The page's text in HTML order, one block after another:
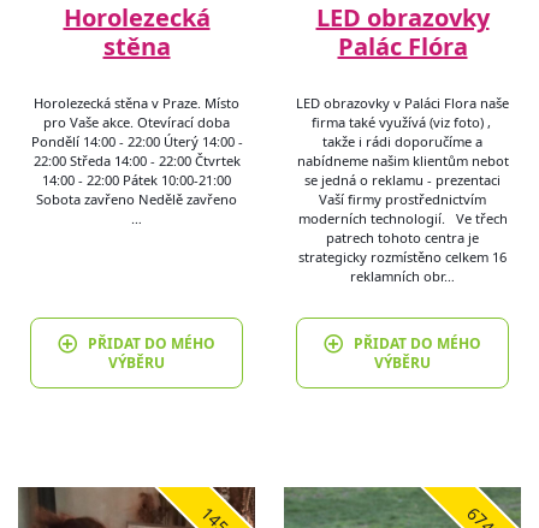
Horolezecká
stěna
Horolezecká stěna v Praze. Místo
pro Vaše akce. Otevírací doba
Pondělí 14:00 - 22:00 Úterý 14:00 -
22:00 Středa 14:00 - 22:00 Čtvrtek
14:00 - 22:00 Pátek 10:00-21:00
Sobota zavřeno Nedělě zavřeno
PŘIDAT DO MÉHO
VÝBĚRU
LED obrazovky
Palác Flóra
LED obrazovky v Paláci Flora naše
firma také využívá (viz foto) ,
takže i rádi doporučíme a
nabídneme našim klientům neboť
se jedná o reklamu - prezentaci
Vaší firmy prostřednictvím
moderních technologií. Ve třech
patrech tohoto centra je
strategicky rozmístěno celkem 16
reklamních obr…
PŘIDAT DO MÉHO
VÝBĚRU